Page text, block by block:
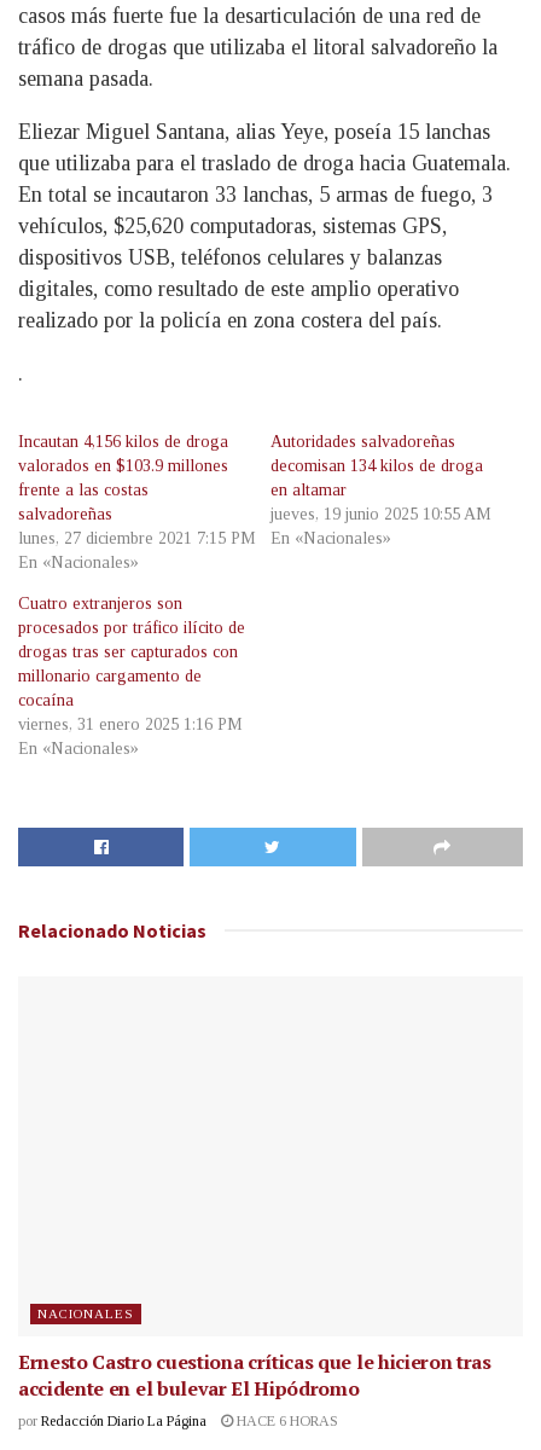
casos más fuerte fue la desarticulación de una red de
tráfico de drogas que utilizaba el litoral salvadoreño la
semana pasada.
Eliezar Miguel Santana, alias Yeye, poseía 15 lanchas
que utilizaba para el traslado de droga hacia Guatemala.
En total se incautaron 33 lanchas, 5 armas de fuego, 3
vehículos, $25,620 computadoras, sistemas GPS,
dispositivos USB, teléfonos celulares y balanzas
digitales, como resultado de este amplio operativo
realizado por la policía en zona costera del país.
.
Incautan 4,156 kilos de droga
valorados en $103.9 millones
frente a las costas
salvadoreñas
lunes, 27 diciembre 2021 7:15 PM
En «Nacionales»
Autoridades salvadoreñas
decomisan 134 kilos de droga
en altamar
jueves, 19 junio 2025 10:55 AM
En «Nacionales»
Cuatro extranjeros son
procesados por tráfico ilícito de
drogas tras ser capturados con
millonario cargamento de
cocaína
viernes, 31 enero 2025 1:16 PM
En «Nacionales»
Relacionado Noticias
NACIONALES
Ernesto Castro cuestiona críticas que le hicieron tras
accidente en el bulevar El Hipódromo
por Redacción Diario La Página HACE 6 HORAS